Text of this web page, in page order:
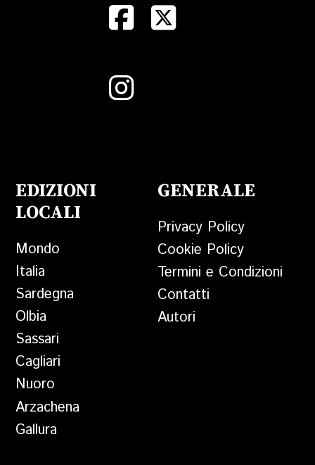
EDIZIONI
LOCALI
Mondo
Italia
Sardegna
Olbia
Sassari
Cagliari
Nuoro
Arzachena
Gallura
GENERALE
Privacy Policy
Cookie Policy
Termini e Condizioni
Contatti
Autori